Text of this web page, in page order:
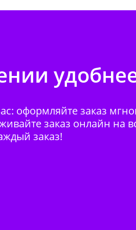
оформляйте заказ
заказ онлайн на
заказ!